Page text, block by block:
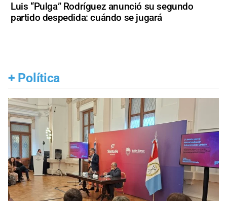
Luis “Pulga” Rodríguez anunció su segundo
partido despedida: cuándo se jugará
+ Política